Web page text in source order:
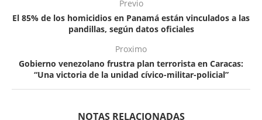
Previo
El 85% de los homicidios en Panamá están vinculados a las
pandillas, según datos oficiales
Proximo
Gobierno venezolano frustra plan terrorista en Caracas:
“Una victoria de la unidad cívico-militar-policial”
NOTAS RELACIONADAS